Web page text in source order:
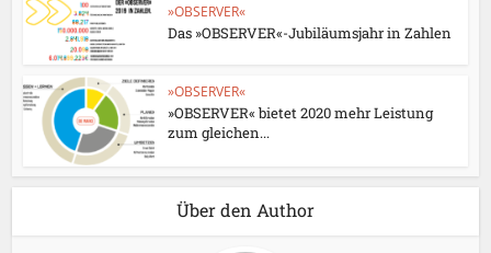
»OBSERVER«
Das »OBSERVER«-Jubiläumsjahr in Zahlen
»OBSERVER«
»OBSERVER« bietet 2020 mehr Leistung
zum gleichen...
Über den Author